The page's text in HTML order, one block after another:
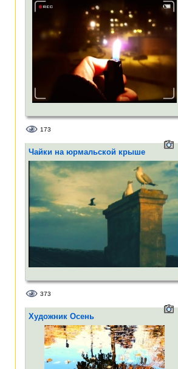
173
Чайки на юрмальской крыше
373
Художник Осень